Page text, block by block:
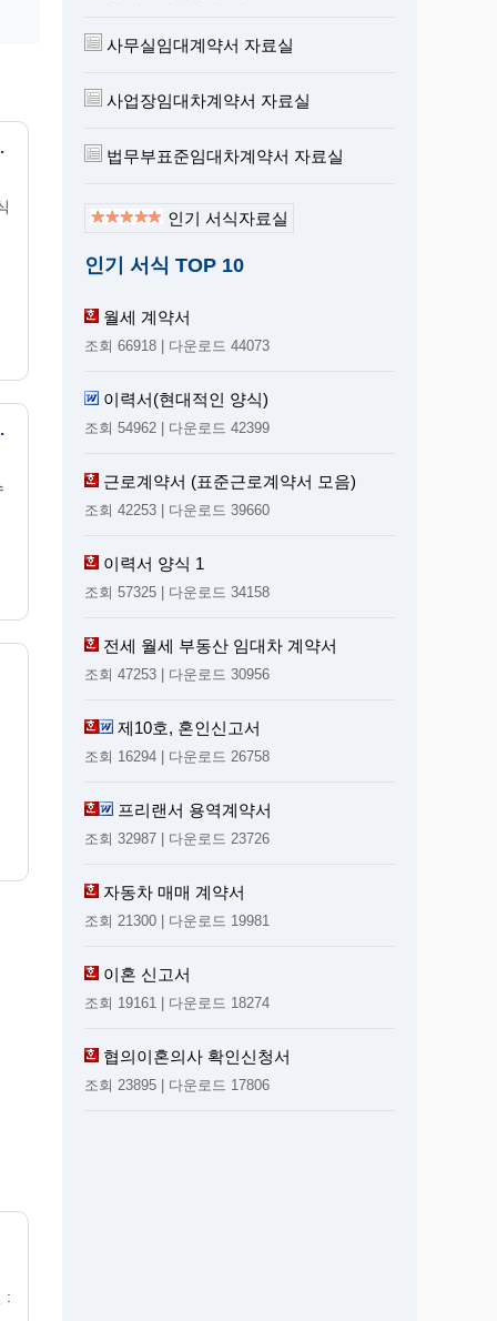
,생활편익)
분 건물)
:
사무실임대계약서 자료실
사업장임대차계약서 자료실
법무부표준임대차계약서 자료실
인기 서식자료실
인기 서식 TOP 10
월세 계약서
조회 66918 | 다운로드 44073
이력서(현대적인 양식)
조회 54962 | 다운로드 42399
근로계약서 (표준근로계약서 모음)
조회 42253 | 다운로드 39660
이력서 양식 1
조회 57325 | 다운로드 34158
전세 월세 부동산 임대차 계약서
조회 47253 | 다운로드 30956
제10호, 혼인신고서
조회 16294 | 다운로드 26758
프리랜서 용역계약서
조회 32987 | 다운로드 23726
자동차 매매 계약서
조회 21300 | 다운로드 19981
이혼 신고서
조회 19161 | 다운로드 18274
협의이혼의사 확인신청서
조회 23895 | 다운로드 17806